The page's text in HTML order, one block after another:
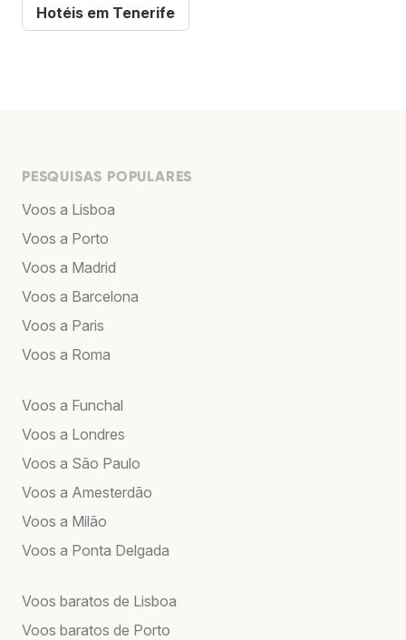
Hotéis em Tenerife
PESQUISAS POPULARES
Voos a Lisboa
Voos a Porto
Voos a Madrid
Voos a Barcelona
Voos a Paris
Voos a Roma
Voos a Funchal
Voos a Londres
Voos a São Paulo
Voos a Amesterdão
Voos a Milão
Voos a Ponta Delgada
Voos baratos de Lisboa
Voos baratos de Porto